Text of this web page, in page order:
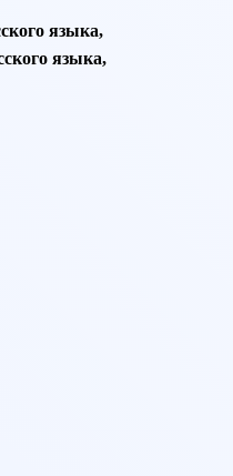
языка,
языка,